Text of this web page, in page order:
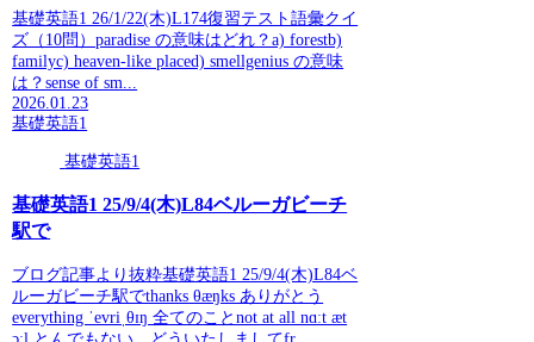
基礎英語1 26/1/22(木)L174復習テスト語彙クイ
ズ（10問）paradise の意味はどれ？a) forestb)
familyc) heaven-like placed) smellgenius の意味
は？sense of sm...
2026.01.23
基礎英語1
基礎英語1
基礎英語1 25/9/4(木)L84ベルーガビーチ
駅で
ブログ記事より抜粋基礎英語1 25/9/4(木)L84ベ
ルーガビーチ駅でthanks θæŋks ありがとう
everything ˈevriˌθɪŋ 全てのことnot at all nɑːt æt